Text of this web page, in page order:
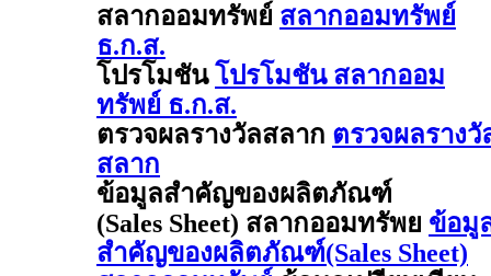
สลากออมทรัพย์ สลากออมทรัพย์
ธ.ก.ส.
โปรโมชัน โปรโมชัน สลากออม
ทรัพย์ ธ.ก.ส.
ตรวจผลรางวัลสลาก ตรวจผลรางวั
สลาก
ข้อมูลสำคัญของผลิตภัณฑ์
(Sales Sheet) สลากออมทรัพย ข้อมู
สำคัญของผลิตภัณฑ์(Sales Sheet)